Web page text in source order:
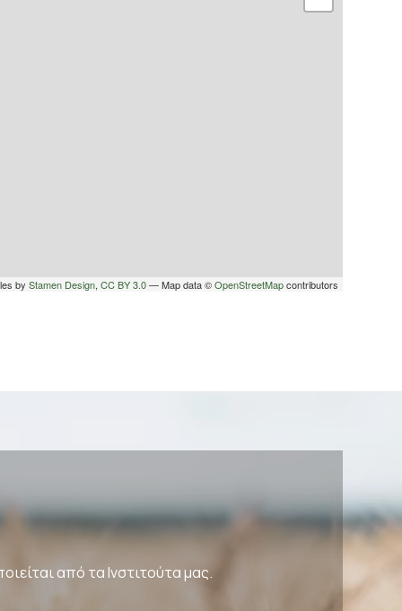
by Stamen Design, CC BY 3.0— Map data ©OpenStreetMapcontributors
από τα Ινστιτούτα μας.